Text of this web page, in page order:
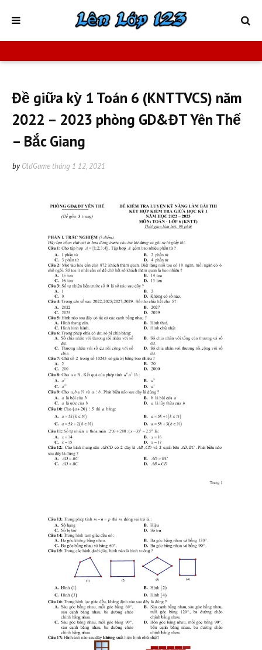
Đề giữa kỳ 1 Toán 6 (KNTTVCS) năm
2022 – 2023 phòng GD&ĐT Yên Thế
– Bắc Giang
by OldGame tháng 1 12, 2021